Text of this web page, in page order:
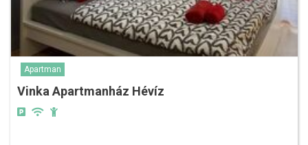
Apartman
Vinka Apartmanház Hévíz